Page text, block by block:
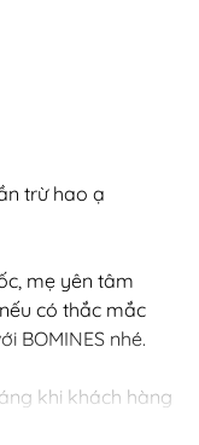
trừ hao ạ
mẹ yên tâm
có thắc mắc
BOMINES nhé.
khi khách hàng